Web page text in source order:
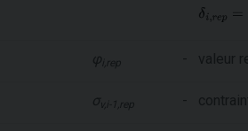
φ i,rep - valeur
σv,i-1,rep -